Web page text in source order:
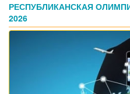
РЕСПУБЛИКАНСКАЯ
2026